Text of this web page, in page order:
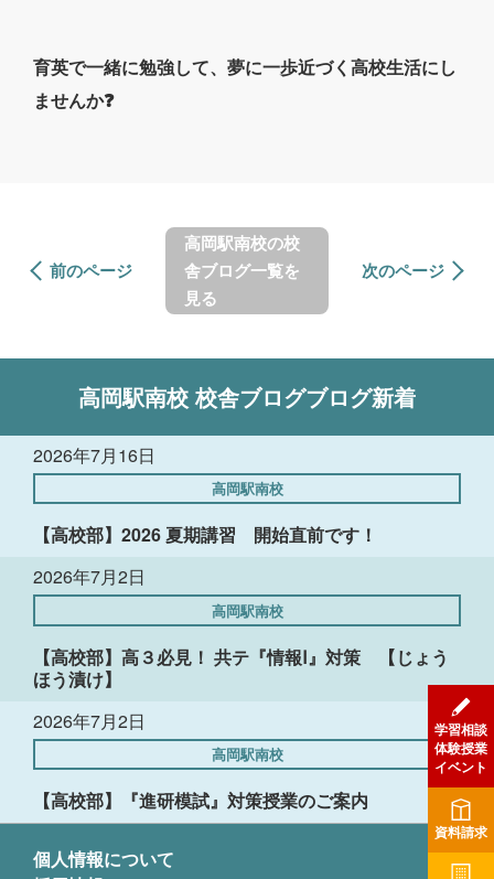
育英で一緒に勉強して、夢に一歩近づく高校生活にし
ませんか❓
前のページ
高岡駅南校の校
舎ブログ一覧を
見る
次のページ
高岡駅南校 校舎ブログブログ新着
2026年7月16日
高岡駅南校
【高校部】2026 夏期講習 開始直前です！
2026年7月2日
高岡駅南校
【高校部】高３必見！ 共テ『情報Ⅰ』対策 【じょう
ほう漬け】
2026年7月2日
高岡駅南校
【高校部】『進研模試』対策授業のご案内
個人情報について
学習相談
体験授業
イベント
資料請求